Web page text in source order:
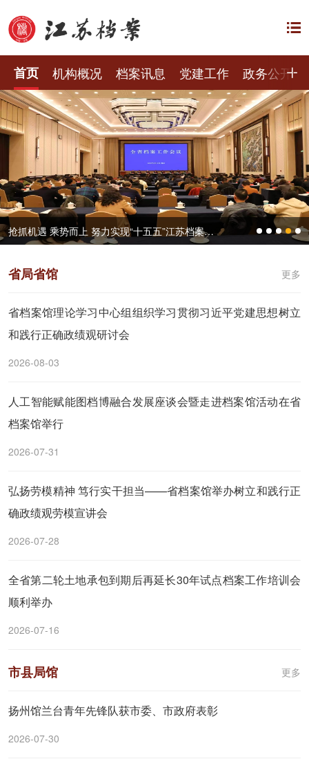
首页 机构概况 档案讯息 党建工作 政务公开
抢抓机遇 乘势而上 努力实现“十五五”江苏档案工作良好开局——全省档案工作会议在宁召开
省局省馆 更多
省档案馆理论学习中心组组织学习贯彻习近平党建思想树立
和践行正确政绩观研讨会
2026-08-03
人工智能赋能图档博融合发展座谈会暨走进档案馆活动在省
档案馆举行
2026-07-31
弘扬劳模精神 笃行实干担当——省档案馆举办树立和践行正
确政绩观劳模宣讲会
2026-07-28
全省第二轮土地承包到期后再延长30年试点档案工作培训会
顺利举办
2026-07-16
市县局馆 更多
扬州馆兰台青年先锋队获市委、市政府表彰
2026-07-30